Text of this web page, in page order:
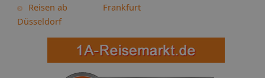
Reisen ab
Düsseldorf
Frankfurt